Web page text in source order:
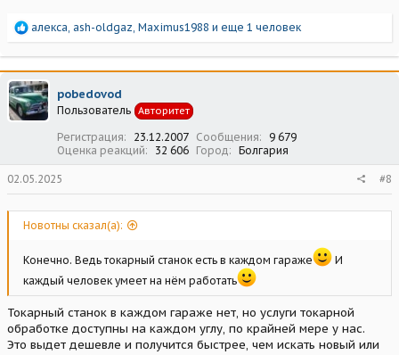
Р
а
к
ц
и
и
алекса, ash-oldgaz, Maximus1988 и еще 1 человек
pobedovod
Пользователь Авторитет
Регистрация 23.12.2007 Сообщения
9 679
Оценка реакций
32 606 Город Болгария
02.05.2025 #8
Новотны сказал(а):
Конечно. Ведь токарный станок есть в каждом гараже
И
каждый человек умеет на нём работать
Токарный станок в каждом гараже нет, но услуги токарной
обработке доступны на каждом углу, по крайней мере у нас.
Это выдет дешевле и получится быстрее, чем искать новый или